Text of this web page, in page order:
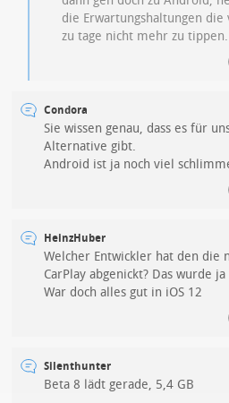
die Erwartungshaltungen
zu tage nicht mehr zu tippen.
Condora
Sie wissen genau, dass es für
Alternative gibt.
Android ist ja noch viel
HeinzHuber
Welcher Entwickler hat den die
CarPlay abgenickt? Das wurde
War doch alles gut in iOS 12
Silenthunter
Beta 8 lädt gerade, 5,4 GB